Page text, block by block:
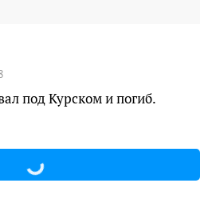
под Курском и погиб.